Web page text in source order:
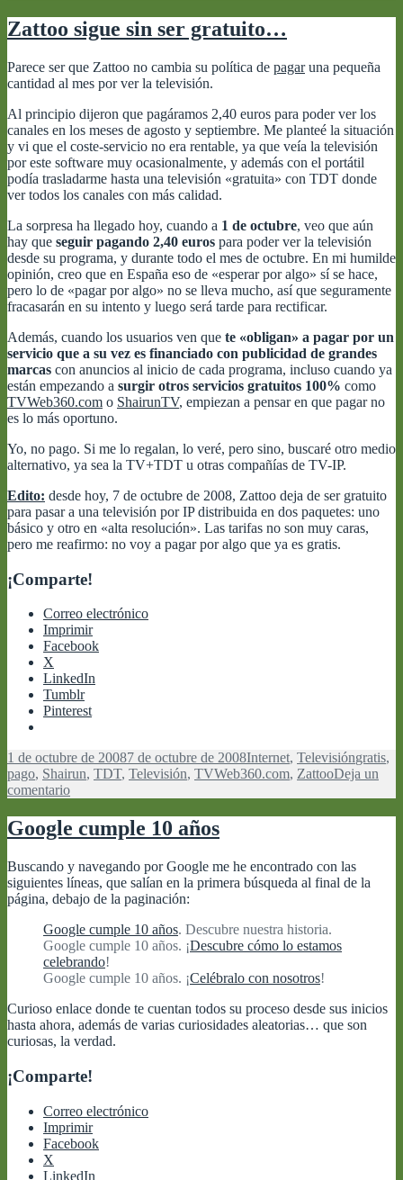
en
de
Simyo
Zattoo sigue sin ser gratuito…
Parece ser que Zattoo no cambia su política de pagaruna pequeña
cantidad al mes por ver la televisión.
Al principio dijeron que pagáramos 2,40 euros para poder ver los
canales en los meses de agosto y septiembre. Me planteé la situación
y vi que el coste-servicio no era rentable, ya que veía la televisión
por este software muy ocasionalmente, y además con el portátil
podía trasladarme hasta una televisión «gratuita» con TDT donde
ver todos los canales con más calidad.
La sorpresa ha llegado hoy, cuando a 1 de octubre, veo que aún
hay que seguir pagando 2,40 euros para poder ver la televisión
desde su programa, y durante todo el mes de octubre. En mi humilde
opinión, creo que en España eso de «esperar por algo» sí se hace,
pero lo de «pagar por algo» no se lleva mucho, así que seguramente
fracasarán en su intento y luego será tarde para rectificar.
Además, cuando los usuarios ven que te «obligan» a pagar por un
servicio que a su vez es financiado con publicidad de grandes
marcas con anuncios al inicio de cada programa, incluso cuando ya
están empezando a surgir otros servicios gratuitos 100% como
TVWeb360.com o ShairunTV, empiezan a pensar en que pagar no
es lo más oportuno.
Yo, no pago. Si me lo regalan, lo veré, pero sino, buscaré otro medio
alternativo, ya sea la TV+TDT u otras compañías de TV-IP.
Edito: desde hoy, 7 de octubre de 2008, Zattoo deja de ser gratuito
para pasar a una televisión por IP distribuida en dos paquetes: uno
básico y otro en «alta resolución». Las tarifas no son muy caras,
pero me reafirmo: no voy a pagar por algo que ya es gratis.
¡Comparte!
Correo electrónico
Imprimir
Facebook
X
LinkedIn
Tumblr
Pinterest
Publicado
el
1 de octubre de 20087 de octubre de 2008Categorías
Internet, Televisióngratis,
pago, Shairun, TDT, Televisión, TVWeb360.com, ZattooDeja un
comentarioen
sigue
sin
gratuito…
Google cumple 10 años
Buscando y navegando por Google me he encontrado con las
siguientes líneas, que salían en la primera búsqueda al final de la
página, debajo de la paginación:
Google cumple 10 años. Descubre nuestra historia.
Google cumple 10 años. ¡Descubre cómo lo estamos
celebrando!
Google cumple 10 años. ¡Celébralo con nosotros!
Curioso enlace donde te cuentan todos su proceso desde sus inicios
hasta ahora, además de varias curiosidades aleatorias… que son
curiosas, la verdad.
¡Comparte!
Correo electrónico
Imprimir
Facebook
X
LinkedIn